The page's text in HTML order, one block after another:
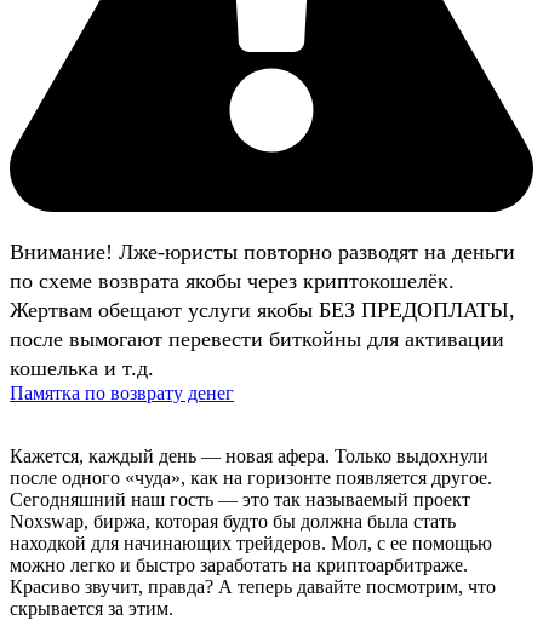
Внимание! Лже-юристы повторно разводят на деньги
по схеме возврата якобы через криптокошелёк.
Жертвам обещают услуги якобы БЕЗ ПРЕДОПЛАТЫ,
после вымогают перевести биткойны для активации
кошелька и т.д.
Памятка по возврату денег
Кажется, каждый день — новая афера. Только выдохнули
после одного «чуда», как на горизонте появляется другое.
Сегодняшний наш гость — это так называемый проект
Noxswap, биржа, которая будто бы должна была стать
находкой для начинающих трейдеров. Мол, с ее помощью
можно легко и быстро заработать на криптоарбитраже.
Красиво звучит, правда? А теперь давайте посмотрим, что
скрывается за этим.